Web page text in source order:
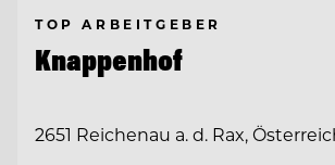
TOP ARBEITGEBER
Knappenhof
2651 Reichenau a. d. Rax,